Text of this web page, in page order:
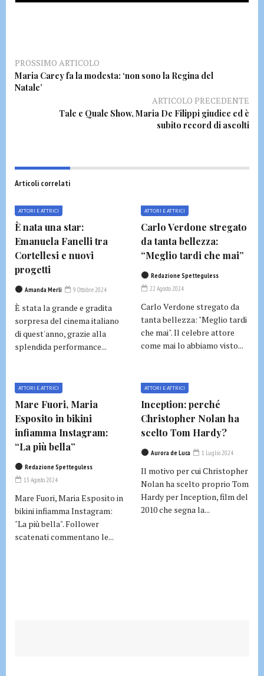
PROSSIMO ARTICOLO
Maria Carey fa la modesta: ‘non sono la Regina del
Natale’
ARTICOLO PRECEDENTE
Tale e Quale Show, Maria De Filippi giudice ed è
subito record di ascolti
Articoli correlati
ATTORI E ATTRICI
È nata una star:
Emanuela Fanelli tra
Cortellesi e nuovi
progetti
Amanda Merli 9 Ottobre 2024
È stata la grande e gradita
sorpresa del cinema italiano
di quest'anno, grazie alla
splendida performance...
ATTORI E ATTRICI
Carlo Verdone stregato
da tanta bellezza:
“Meglio tardi che mai”
Redazione Spetteguless
22 Agosto 2024
Carlo Verdone stregato da
tanta bellezza: "Meglio tardi
che mai". Il celebre attore
come mai lo abbiamo visto...
ATTORI E ATTRICI
Mare Fuori, Maria
Esposito in bikini
infiamma Instagram:
“La più bella”
Redazione Spetteguless
13 Agosto 2024
Mare Fuori, Maria Esposito in
bikini infiamma Instagram:
"La più bella". Follower
scatenati commentano le...
ATTORI E ATTRICI
Inception: perché
Christopher Nolan ha
scelto Tom Hardy?
Aurora de Luca 1 Luglio 2024
Il motivo per cui Christopher
Nolan ha scelto proprio Tom
Hardy per Inception, film del
2010 che segna la...